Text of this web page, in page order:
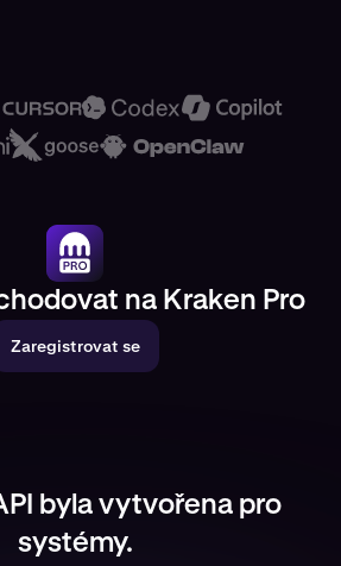
na Kraken Pro
Zaregistrovat se
byla vytvořena pro
systémy.